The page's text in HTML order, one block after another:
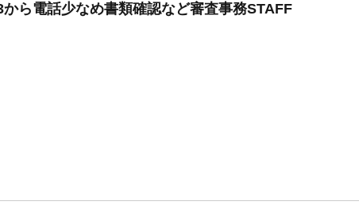
ら電話少なめ書類確認など審査事務STAFF